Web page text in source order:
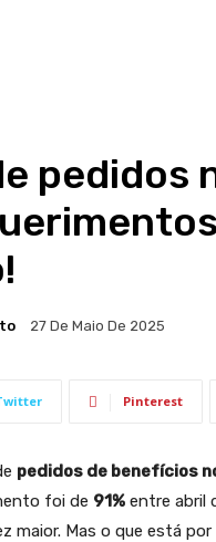
pedidos
27 De Maio De 2025
Pinterest
pedidos de benefícios
foi de 91% entre abril
maior. Mas o que está